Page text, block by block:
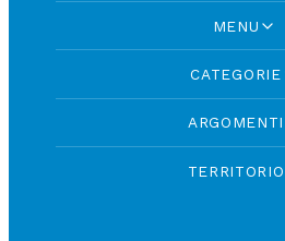
MENU
CATEGORIE
ARGOMENTI
TERRITORIO